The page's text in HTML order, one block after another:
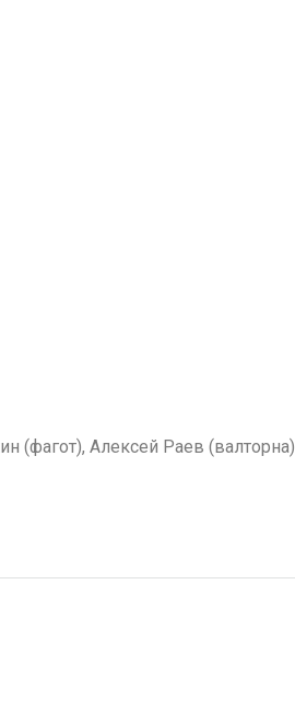
(фагот), Алексей Раев (валторна)